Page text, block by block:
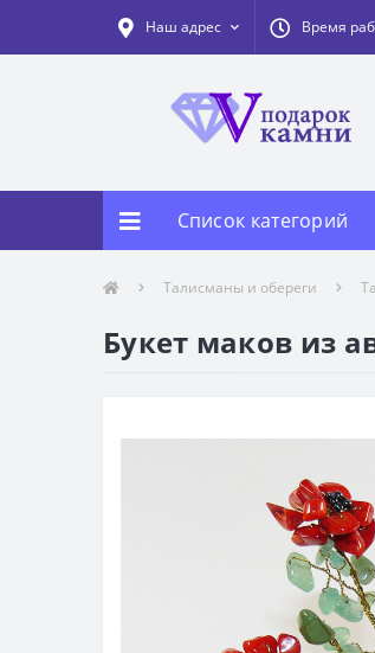
Наш адрес Время
Список категорий
Талисманы и обереги
Букет маков из